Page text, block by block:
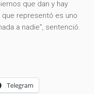
que dan y hay
representó es uno
a nadie”, sentenció.
Telegram